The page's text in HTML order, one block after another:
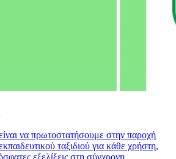
να πρωτοστατήσουμε στην παροχή
ταξιδιού για κάθε χρήστη,